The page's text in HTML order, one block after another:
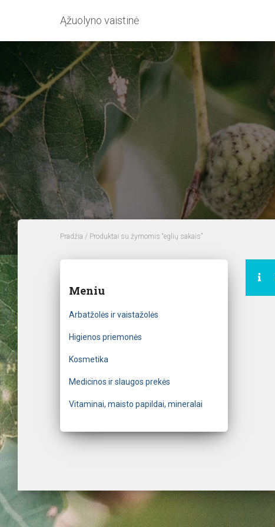
Ąžuolyno vaistinė
Pradžia / Produktai su žymomis “eglių sakais”
Meniu
Arbatžolės ir vaistažolės
Higienos priemonės
Kosmetika
Medicinos ir slaugos prekės
Vitaminai, maisto papildai, mineralai